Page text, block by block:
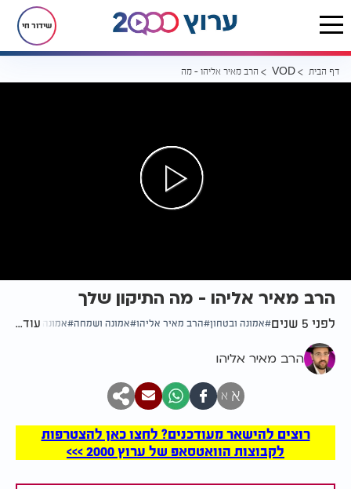
שידור חי
דף הבית VOD הרב מאיר אליהו - מה התיקון שלך
הרב מאיר אליהו - מה התיקון שלך
לפני 5 שנים אמונה ובטחון הרב מאיר אליהו אמונה ושמחה אמונה וידיעה
עוד...
הרב מאיר אליהו
א א
רוצים להישאר מעודכנים? לחצו כאן להצטרפות
לקבוצות הוואטסאפ של ערוץ 2000 >>>